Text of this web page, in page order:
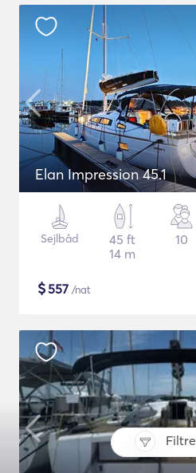
Filtre
Elan Impression 45.1
Sejlbåd
45 ft
14 m
10
$557 /nat